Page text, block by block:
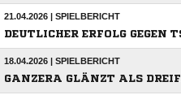
21.04.2026 | SPIELBERICHT
DEUTLICHER ERFOLG GEGEN
18.04.2026 | SPIELBERICHT
GANZERA GLÄNZT ALS